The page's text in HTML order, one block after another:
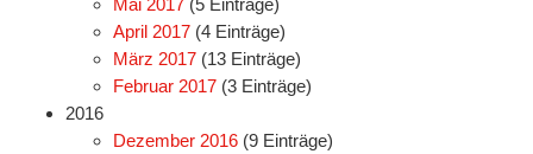
Mai 2017 (5 Einträge)
April 2017 (4 Einträge)
März 2017 (13 Einträge)
Februar 2017 (3 Einträge)
2016
Dezember 2016 (9 Einträge)